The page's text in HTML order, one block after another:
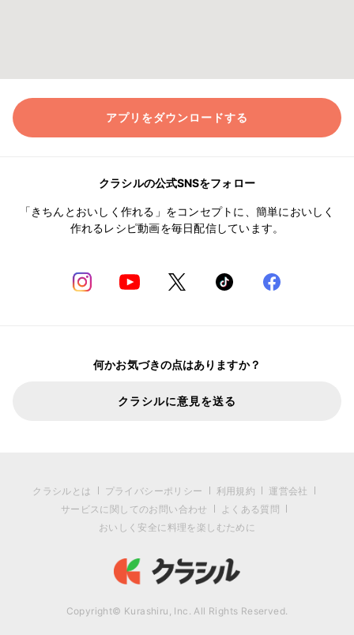
アプリをダウンロードする
クラシルの公式SNSをフォロー
「きちんとおいしく作れる」をコンセプトに、簡単においしく
作れるレシピ動画を毎日配信しています。
何かお気づきの点はありますか？
クラシルに意見を送る
クラシルとは プライバシーポリシー 利用規約
運営会社
サービスに関してのお問い合わせ
よくある質問
おいしく安全に料理を楽しむために
Copyright© Kurashiru, Inc. All Rights Reserved.